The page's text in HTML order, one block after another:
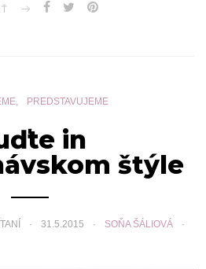
PREDSTAVUJEME
in
štýle
31.5.2015 SOŇA ŠÁLIOVÁ